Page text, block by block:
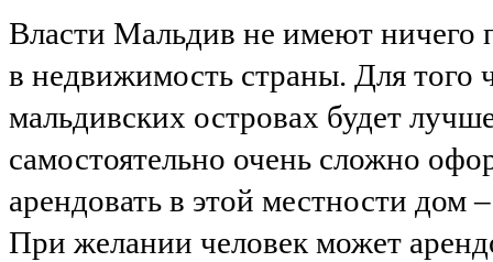
Власти Мальдив не имеют ничего
в недвижимость страны. Для
мальдивских островах будет
самостоятельно очень сложно
арендовать в этой местности дом
При желании человек может